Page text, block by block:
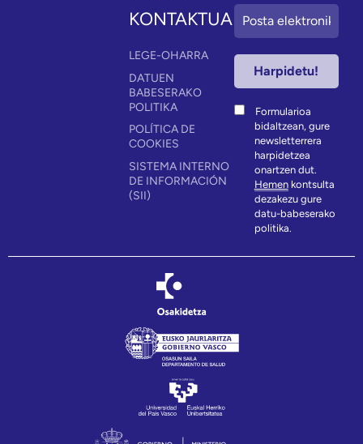
KONTAKTUA
LEGE-OHARRA
DATUEN
BABESERAKO
POLITIKA
POLÍTICA DE
COOKIES
SISTEMA INTERNO
DE INFORMACIÓN
(SII)
Formularioa
bidaltzean, gure
newsletterrera
harpidetzea
onartzen dut.
Hemenkontsulta
dezakezu gure
datu-babeserako
politika.